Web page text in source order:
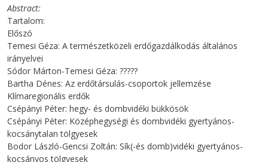
Abstract
Tartalom:
Előszó
Temesi Géza: A természetközeli erdőgazdálkodás általános
irányelvei
Sódor Márton-Temesi Géza: ?????
Bartha Dénes: Az erdőtársulás-csoportok jellemzése
Klímaregionális erdők
Csépányi Péter: hegy- és dombvidéki bükkösök
Csépányi Péter: Középhegységi és dombvidéki gyertyános-
kocsánytalan tölgyesek
Bodor László-Gencsi Zoltán: Sík(-és domb)vidéki gyertyános-
kocsányos tölgyesek